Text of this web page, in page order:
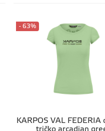
KARPOS VAL FEDERIA
- 63%